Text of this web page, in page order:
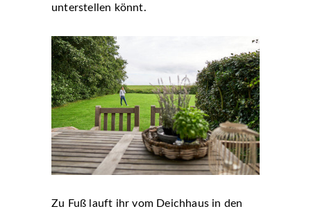
unterstellen könnt.
Zu Fuß lauft ihr vom Deichhaus in den